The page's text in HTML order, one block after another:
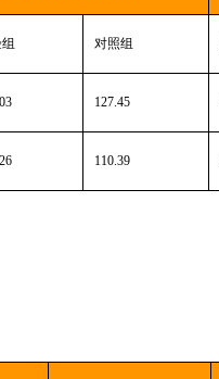
对照组
127.45
110.39